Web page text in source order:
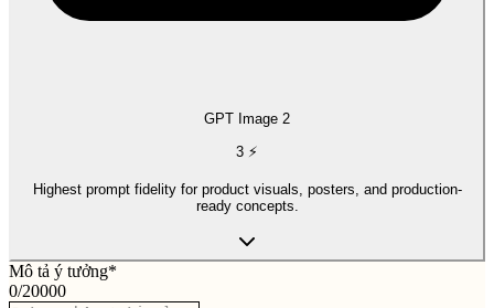
GPT Image 2
3 ⚡
Highest prompt fidelity for product visuals, posters, and production-
ready concepts.
Mô tả ý tưởng*
0/20000